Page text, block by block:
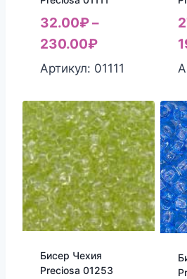
32.00₽–
230.00₽
Артикул: 01111
Бисер Чехия
Preciosa 01253